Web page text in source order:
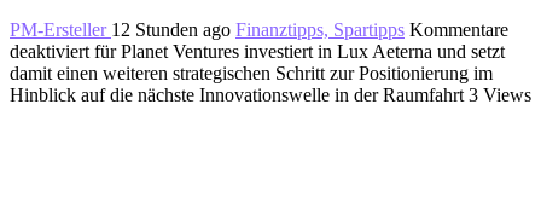
PM-Ersteller 12 Stunden ago Finanztipps, Spartipps Kommentare
deaktiviert für Planet Ventures investiert in Lux Aeterna und setzt
damit einen weiteren strategischen Schritt zur Positionierung im
Hinblick auf die nächste Innovationswelle in der Raumfahrt 3 Views